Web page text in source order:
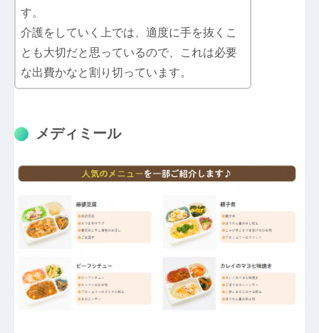
す。
介護をしていく上では、適度に手を抜くこ
とも大切だと思っているので、これは必要
な出費かなと割り切っています。
メディミール